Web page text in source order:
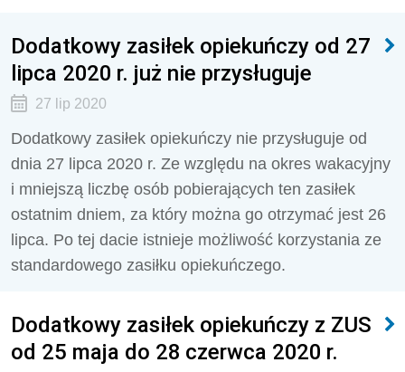
Dodatkowy zasiłek opiekuńczy od 27
lipca 2020 r. już nie przysługuje
27 lip 2020
Dodatkowy zasiłek opiekuńczy nie przysługuje od
dnia 27 lipca 2020 r. Ze względu na okres wakacyjny
i mniejszą liczbę osób pobierających ten zasiłek
ostatnim dniem, za który można go otrzymać jest 26
lipca. Po tej dacie istnieje możliwość korzystania ze
standardowego zasiłku opiekuńczego.
Dodatkowy zasiłek opiekuńczy z ZUS
od 25 maja do 28 czerwca 2020 r.